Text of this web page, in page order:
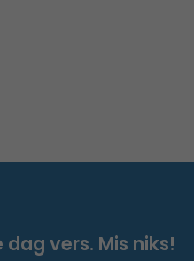
vers. Mis niks!